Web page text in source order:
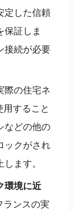
定した信頼
保証しま
接続が必要
際の住宅ネ
すること
などの他の
ックがされ
ます。
環境に近
ランスの実